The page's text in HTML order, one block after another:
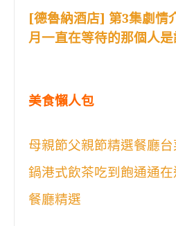
[德魯納酒店] 第3集劇情
月一直在等待的那個人
美食懶人包
母親節父親節精選餐廳
鍋港式飲茶吃到飽通通
餐廳精選